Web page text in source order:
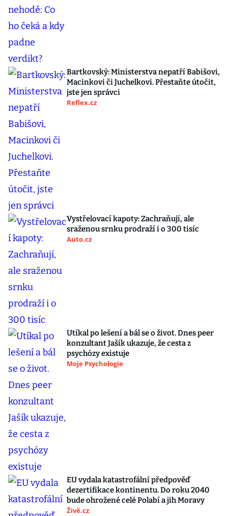
Bartkovský: Ministerstva nepatří Babišovi,
Macinkovi či Juchelkovi. Přestaňte útočit,
jste jen správci
Reflex.cz
Vystřelovací kapoty: Zachraňují, ale
sraženou srnku prodraží i o 300 tisíc
Auto.cz
Utíkal po lešení a bál se o život. Dnes peer
konzultant Jašík ukazuje, že cesta z
psychózy existuje
Moje Psychologie
EU vydala katastrofální předpověď
dezertifikace kontinentu. Do roku 2040
bude ohrožené celé Polabí a jih Moravy
Živě.cz